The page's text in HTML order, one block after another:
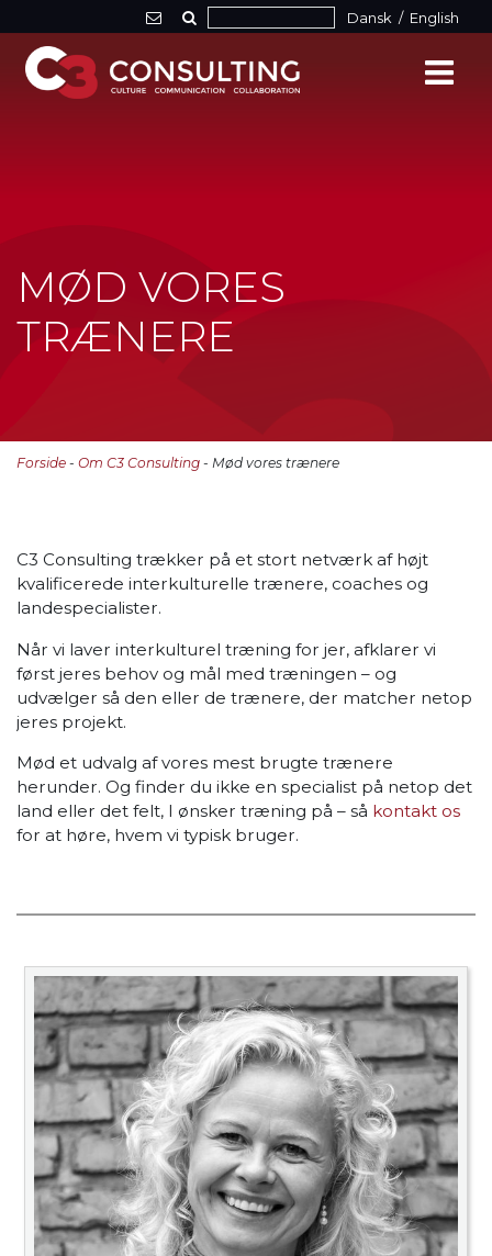
Dansk / English
MØD VORES
TRÆNERE
Forside - Om C3 Consulting - Mød vores trænere
C3 Consulting trækker på et stort netværk af højt
kvalificerede interkulturelle trænere, coaches og
landespecialister.
Når vi laver interkulturel træning for jer, afklarer vi
først jeres behov og mål med træningen – og
udvælger så den eller de trænere, der matcher netop
jeres projekt.
Mød et udvalg af vores mest brugte trænere
herunder. Og finder du ikke en specialist på netop det
land eller det felt, I ønsker træning på – så kontakt os
for at høre, hvem vi typisk bruger.